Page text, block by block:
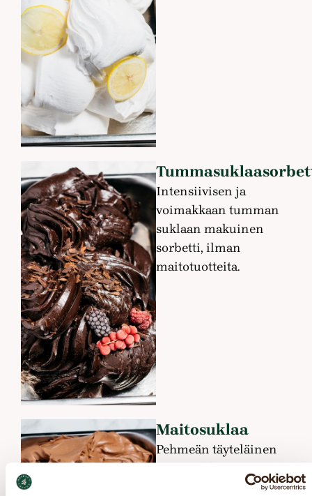
Intensiivisen ja
voimakkaan tumman
suklaan makuinen
sorbetti, ilman
maitotuotteita.
Maitosuklaa
Pehmeän täyteläinen